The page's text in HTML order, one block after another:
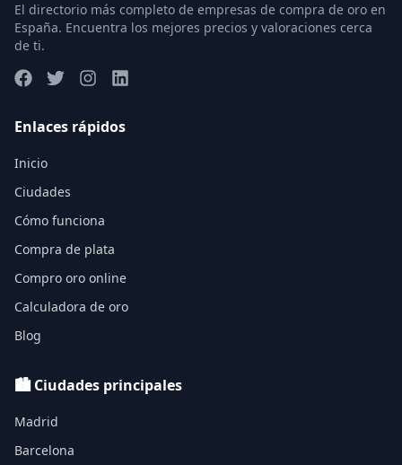
El directorio más completo de empresas de compra de oro en
España. Encuentra los mejores precios y valoraciones cerca
de ti.
Enlaces rápidos
Inicio
Ciudades
Cómo funciona
Compra de plata
Compro oro online
Calculadora de oro
Blog
🏙️ Ciudades principales
Madrid
Barcelona